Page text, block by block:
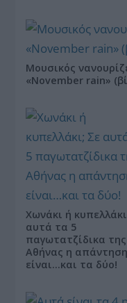
Μουσικός
«November rain»
Χωνάκι ή
αυτά τα 5
παγωτατζίδικα της
Αθήνας η απάντηση
είναι…και τα δύο!